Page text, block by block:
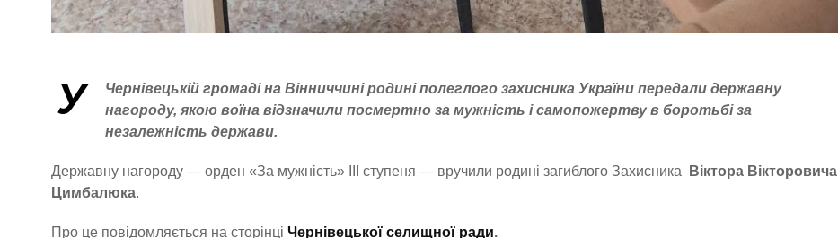
У Чернівецькій громаді на Вінниччині родині полеглого захисника України передали державну
нагороду, якою воїна відзначили посмертно за мужність і самопожертву в боротьбі за
незалежність держави.
Державну нагороду — орден «За мужність» ІІІ ступеня — вручили родині загиблого Захисника
Віктора Вікторовича
Цимбалюка.
Про це повідомляється на сторінці Чернівецької селищної ради.